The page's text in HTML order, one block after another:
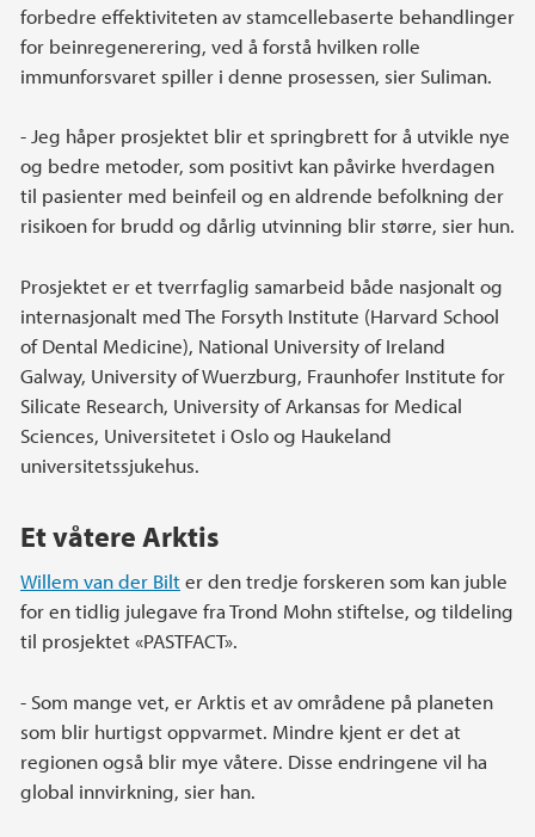
forbedre effektiviteten av stamcellebaserte behandlinger
for beinregenerering, ved å forstå hvilken rolle
immunforsvaret spiller i denne prosessen, sier Suliman.
- Jeg håper prosjektet blir et springbrett for å utvikle nye
og bedre metoder, som positivt kan påvirke hverdagen
til pasienter med beinfeil og en aldrende befolkning der
risikoen for brudd og dårlig utvinning blir større, sier hun.
Prosjektet er et tverrfaglig samarbeid både nasjonalt og
internasjonalt med The Forsyth Institute (Harvard School
of Dental Medicine), National University of Ireland
Galway, University of Wuerzburg, Fraunhofer Institute for
Silicate Research, University of Arkansas for Medical
Sciences, Universitetet i Oslo og Haukeland
universitetssjukehus.
Et våtere Arktis
Willem van der Bilter den tredje forskeren som kan juble
for en tidlig julegave fra Trond Mohn stiftelse, og tildeling
til prosjektet «PASTFACT».
- Som mange vet, er Arktis et av områdene på planeten
som blir hurtigst oppvarmet. Mindre kjent er det at
regionen også blir mye våtere. Disse endringene vil ha
global innvirkning, sier han.